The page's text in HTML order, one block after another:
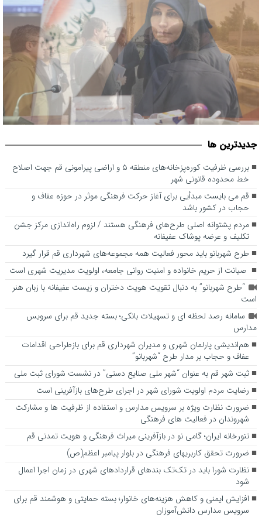
حجاب در کشور باشد
جديدترين ها
بررسی ظرفیت کوره‌پزخانه‌های منطقه ۵ و اراضی پیرامونی قم جهت اصلاح
خط محدوده قانونی شهر
قم می بایست مبدأیی برای آغاز حرکت فرهنگی موثر در حوزه عفاف و
حجاب در کشور باشد
مردم پشتوانه اصلی طرح‌های فرهنگی هستند / لزوم راه‌اندازی مرکز جشن
تکلیف و عرضه پوشاک عفیفانه
طرح شهربانو باید محور فعالیت همه مجموعه‌های شهرداری قم قرار گیرد
صیانت از حریم خانواده و امنیت روانی جامعه، اولویت مدیریت شهری است
“طرح شهربانو” به دنبال تقویت هویت دختران و زیست عفیفانه با زبان هنر
است
سامانه رصد لحظه ای و تسهیلات بانکی؛ بسته جدید قم برای سرویس
مدارس
هم‌اندیشی پارلمان شهری و مدیران شهرداری قم برای بازطراحی اقدامات
عفاف و حجاب بر مدار طرح “شهربانو”
ثبت شهر قم به عنوان “شهر ملی صنایع دستی” در نشست شورای ثبت ملی
رضایت مردم اولویت شورای شهر در اجرای طرح‌های بازآفرینی است
ضرورت نظارت ویژه بر سرویس مدارس و استفاده از ظرفیت ها و مشارکت
شهروندان در فعالیت های فرهنگی
تنورخانه ایران؛ گامی نو در بازآفرینی میراث فرهنگی و هویت تمدنی قم
ضرورت تحقق کاربری­های فرهنگی در بلوار پیامبر اعظم(ص)
نظارت شورا باید در تک‌تک بندهای قراردادهای شهری در زمان اجرا اعمال
شود
افزایش ایمنی و کاهش هزینه‌های خانوار؛ بسته حمایتی و هوشمند قم برای
سرویس مدارس دانش‌آموزان